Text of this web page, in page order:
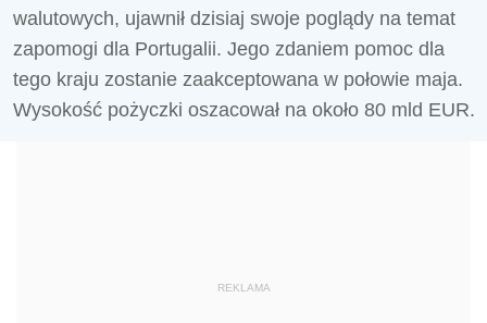
walutowych, ujawnił dzisiaj swoje poglądy na temat
zapomogi dla Portugalii. Jego zdaniem pomoc dla
tego kraju zostanie zaakceptowana w połowie maja.
Wysokość pożyczki oszacował na około 80 mld EUR.
REKLAMA